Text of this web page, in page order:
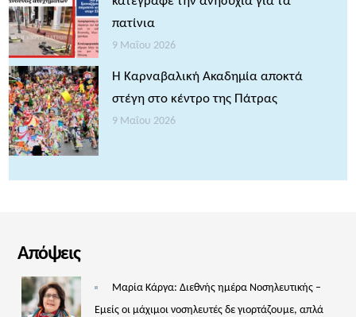
πατίνια
9 Μαΐου 2026
Η Καρναβαλική Ακαδημία αποκτά
στέγη στο κέντρο της Πάτρας
9 Μαΐου 2026
Απόψεις
Μαρία Κάργα: Διεθνής ημέρα Νοσηλευτικής –
Εμείς οι μάχιμοι νοσηλευτές δε γιορτάζουμε, απλά